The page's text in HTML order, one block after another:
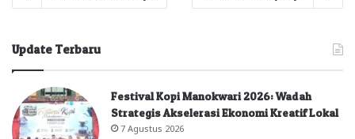
Update Terbaru
Festival Kopi Manokwari 2026: Wadah
Strategis Akselerasi Ekonomi Kreatif Lokal
7 Agustus 2026